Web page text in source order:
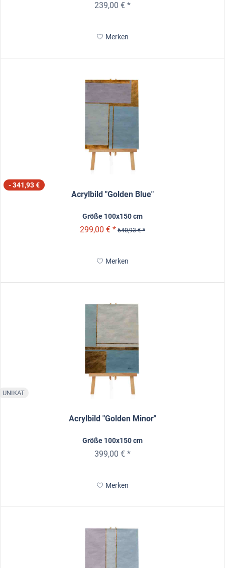
239,00 € *
Merken
- 341,93 €
Acrylbild "Golden Blue"
Größe 100x150 cm
299,00 € * 640,93 € *
Merken
Acrylbild "Golden Minor"
Größe 100x150 cm
UNIKAT
399,00 € *
Merken